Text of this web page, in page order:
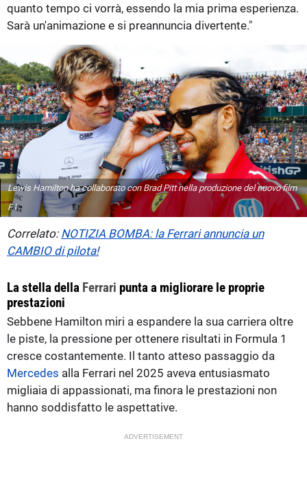
quanto tempo ci vorrà, essendo la mia prima esperienza.
Sarà un'animazione e si preannuncia divertente."
Lewis Hamilton ha collaborato con Brad Pitt nella produzione del nuovo film
F1
Correlato: NOTIZIA BOMBA: la Ferrari annuncia un
CAMBIO di pilota!
La stella della Ferrari punta a migliorare le proprie
prestazioni
Sebbene Hamilton miri a espandere la sua carriera oltre
le piste, la pressione per ottenere risultati in Formula 1
cresce costantemente. Il tanto atteso passaggio da
Mercedes alla Ferrari nel 2025 aveva entusiasmato
migliaia di appassionati, ma finora le prestazioni non
hanno soddisfatto le aspettative.
ADVERTISEMENT